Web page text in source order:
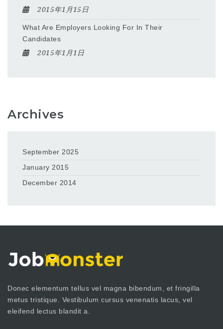
2015年1月15日
What Are Employers Looking For In Their
Candidates
2015年1月1日
Archives
September 2025
January 2015
December 2014
Donec elementum tellus vel magna bibendum, et fringilla
metus tristique. Vestibulum cursus venenatis lacus, vel
eleifend lectus blandit a.